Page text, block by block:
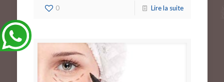
0 Lire la suite